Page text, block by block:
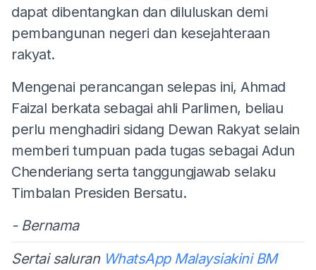
dapat dibentangkan dan diluluskan demi
pembangunan negeri dan kesejahteraan
rakyat.
Mengenai perancangan selepas ini, Ahmad
Faizal berkata sebagai ahli Parlimen, beliau
perlu menghadiri sidang Dewan Rakyat selain
memberi tumpuan pada tugas sebagai Adun
Chenderiang serta tanggungjawab selaku
Timbalan Presiden Bersatu.
- Bernama
Sertai saluran WhatsApp Malaysiakini BM